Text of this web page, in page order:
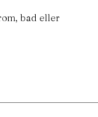
bad eller